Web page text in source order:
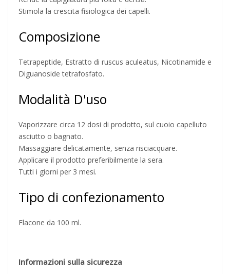
Stimola la crescita fisiologica dei capelli.
Composizione
Tetrapeptide, Estratto di ruscus aculeatus, Nicotinamide e
Diguanoside tetrafosfato.
Modalità D'uso
Vaporizzare circa 12 dosi di prodotto, sul cuoio capelluto
asciutto o bagnato.
Massaggiare delicatamente, senza risciacquare.
Applicare il prodotto preferibilmente la sera.
Tutti i giorni per 3 mesi.
Tipo di confezionamento
Flacone da 100 ml.
Informazioni sulla sicurezza